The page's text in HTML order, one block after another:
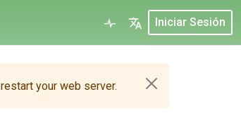
Iniciar Sesión
your web server.